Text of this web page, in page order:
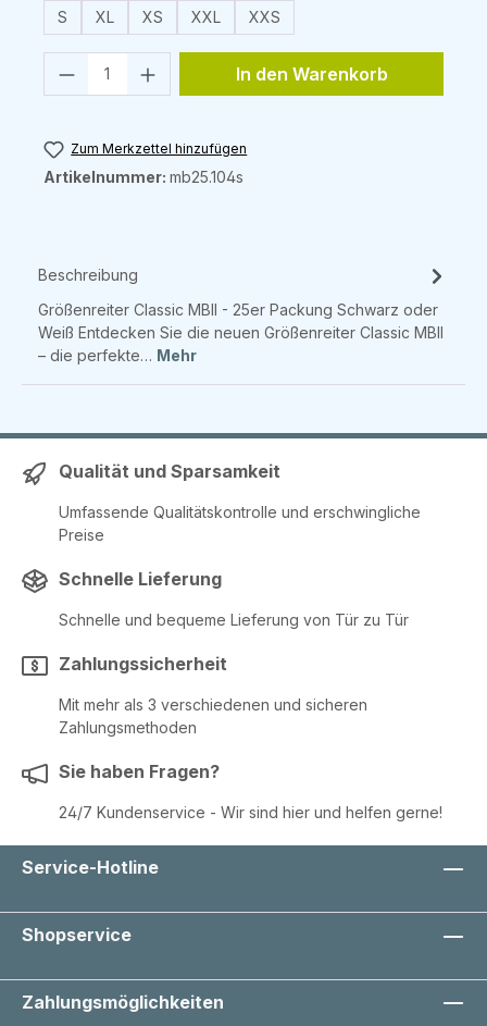
S
XL XS XXL XXS
Produkt Anzahl: Gib den
In den Warenkorb
Zum Merkzettel hinzufügen
Artikelnummer: mb25.104s
Beschreibung
Größenreiter Classic MBII - 25er Packung Schwarz oder
Weiß Entdecken Sie die neuen Größenreiter Classic MBII
– die perfekte… Mehr
Qualität und Sparsamkeit
Umfassende Qualitätskontrolle und erschwingliche
Preise
Schnelle Lieferung
Schnelle und bequeme Lieferung von Tür zu Tür
Zahlungssicherheit
Mit mehr als 3 verschiedenen und sicheren
Zahlungsmethoden
Sie haben Fragen?
24/7 Kundenservice - Wir sind hier und helfen gerne!
Service-Hotline
Shopservice
Zahlungsmöglichkeiten